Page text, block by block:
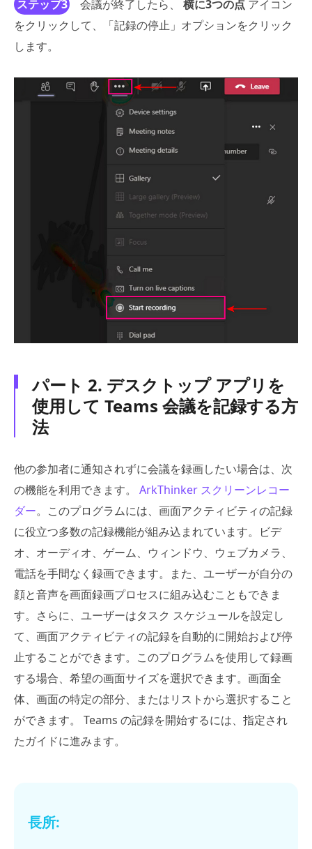
ステップ3 会議が終了したら、 横に3つの点 アイコン
をクリックして、「記録の停止」オプションをクリック
します。
パート 2. デスクトップ アプリを
使用して Teams 会議を記録する方
法
他の参加者に通知されずに会議を録画したい場合は、次
の機能を利用できます。 ArkThinker スクリーンレコー
ダー。このプログラムには、画面アクティビティの記録
に役立つ多数の記録機能が組み込まれています。ビデ
オ、オーディオ、ゲーム、ウィンドウ、ウェブカメラ、
電話を手間なく録画できます。また、ユーザーが自分の
顔と音声を画面録画プロセスに組み込むこともできま
す。さらに、ユーザーはタスク スケジュールを設定し
て、画面アクティビティの記録を自動的に開始および停
止することができます。このプログラムを使用して録画
する場合、希望の画面サイズを選択できます。画面全
体、画面の特定の部分、またはリストから選択すること
ができます。 Teams の記録を開始するには、指定され
たガイドに進みます。
長所: